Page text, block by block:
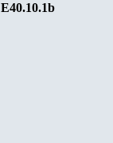
Е40.10.1b